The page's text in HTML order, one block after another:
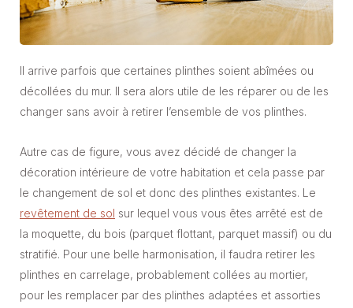
Il arrive parfois que certaines plinthes soient abîmées ou
décollées du mur. Il sera alors utile de les réparer ou de les
changer sans avoir à retirer l’ensemble de vos plinthes.
Autre cas de figure, vous avez décidé de changer la
décoration intérieure de votre habitation et cela passe par
le changement de sol et donc des plinthes existantes. Le
revêtement de sol sur lequel vous vous êtes arrêté est de
la moquette, du bois (parquet flottant, parquet massif) ou du
stratifié. Pour une belle harmonisation, il faudra retirer les
plinthes en carrelage, probablement collées au mortier,
pour les remplacer par des plinthes adaptées et assorties